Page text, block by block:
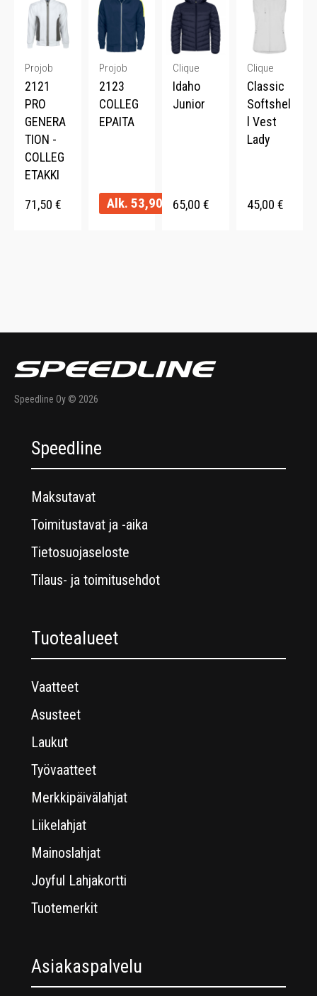
Projob
2121
PRO
GENERA
TION -
COLLEG
ETAKKI
71,50 €
Projob
2123
COLLEG
EPAITA
Alk. 53,90
Clique
Idaho
Junior
65,00 €
Clique
Classic
Softshel
l Vest
Lady
45,00 €
Speedline Oy © 2026
Speedline
Maksutavat
Toimitustavat ja -aika
Tietosuojaseloste
Tilaus- ja toimitusehdot
Tuotealueet
Vaatteet
Asusteet
Laukut
Työvaatteet
Merkkipäivälahjat
Liikelahjat
Mainoslahjat
Joyful Lahjakortti
Tuotemerkit
Asiakaspalvelu